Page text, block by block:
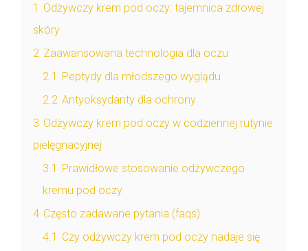
1 Odżywczy krem pod oczy: tajemnica zdrowej
skóry
2 Zaawansowana technologia dla oczu
2.1 Peptydy dla młodszego wyglądu
2.2 Antyoksydanty dla ochrony
3 Odżywczy krem pod oczy w codziennej rutynie
pielęgnacyjnej
3.1 Prawidłowe stosowanie odżywczego
kremu pod oczy
4 Często zadawane pytania (faqs)
4.1 Czy odżywczy krem pod oczy nadaje się